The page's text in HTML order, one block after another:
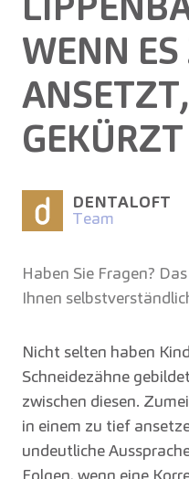
WENN
DENTALOFT
Team
Haben Sie Fragen?
Ihnen
Nicht selten haben
Schneidezähne
zwischen diesen.
in einem zu tief
undeutliche
Folgen, wenn eine